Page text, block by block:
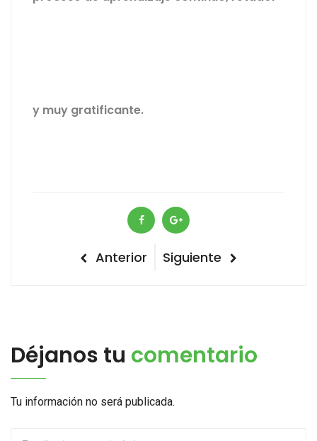
y muy gratificante.
Navegación
Previous
Anterior
Next
Siguiente
Déjanos tu comentario
Tu información no será publicada.